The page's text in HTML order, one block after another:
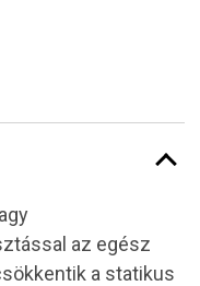
az egész
a statikus